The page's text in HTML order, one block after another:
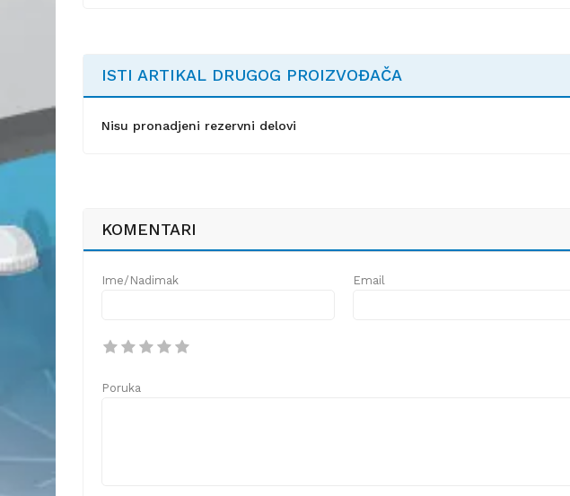
ISTI ARTIKAL DRUGOG PROIZVOĐAČA
Nisu pronadjeni rezervni delovi
KOMENTARI
Ime/Nadimak Email
Poruka